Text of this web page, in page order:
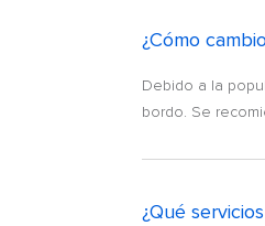
¿Cómo
Debido a la
bordo. Se
¿Qué